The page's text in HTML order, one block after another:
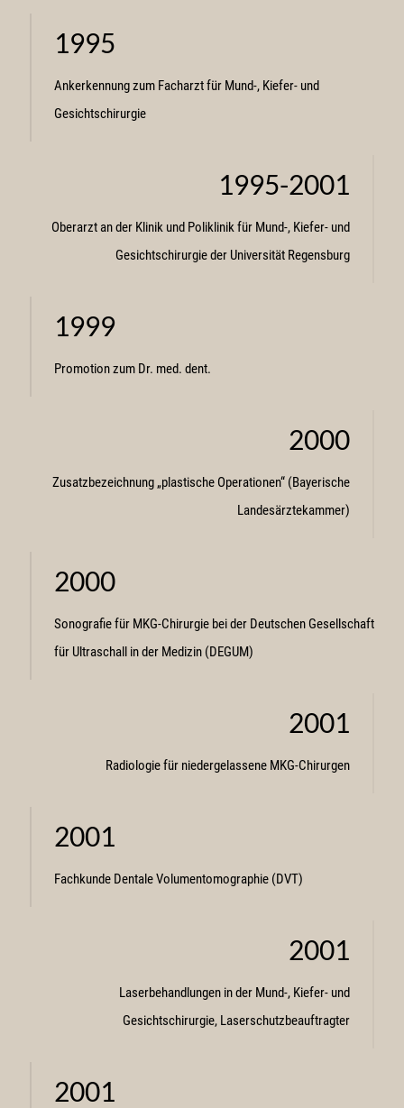
1995
Ankerkennung zum Facharzt für Mund-, Kiefer- und
Gesichtschirurgie
1995-2001
Oberarzt an der Klinik und Poliklinik für Mund-, Kiefer- und
Gesichtschirurgie der Universität Regensburg
1999
Promotion zum Dr. med. dent.
2000
Zusatzbezeichnung „plastische Operationen“ (Bayerische
Landesärztekammer)
2000
Sonografie für MKG-Chirurgie bei der Deutschen Gesellschaft
für Ultraschall in der Medizin (DEGUM)
2001
Radiologie für niedergelassene MKG-Chirurgen
2001
Fachkunde Dentale Volumentomographie (DVT)
2001
Laserbehandlungen in der Mund-, Kiefer- und
Gesichtschirurgie, Laserschutzbeauftragter
2001